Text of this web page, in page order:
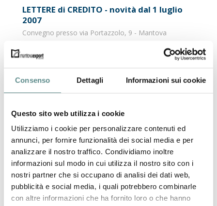
Consenso Dettagli Informazioni sui cookie
Questo sito web utilizza i cookie
Utilizziamo i cookie per personalizzare contenuti ed
annunci, per fornire funzionalità dei social media e per
analizzare il nostro traffico. Condividiamo inoltre
informazioni sul modo in cui utilizza il nostro sito con i
nostri partner che si occupano di analisi dei dati web,
pubblicità e social media, i quali potrebbero combinarle
con altre informazioni che ha fornito loro o che hanno
LETTERE di CREDITO - novità dal 1 luglio
2007
Convegno presso via Portazzolo, 9 - Mantova
08/05/2007
Bielorussia: un mercato emergente nel
Giovedì 24 maggio p.v. alle ore 15.00
04/05/2007
Incentivi a favore dello sviluppo e
dell'internazionalizzazione delle PMI